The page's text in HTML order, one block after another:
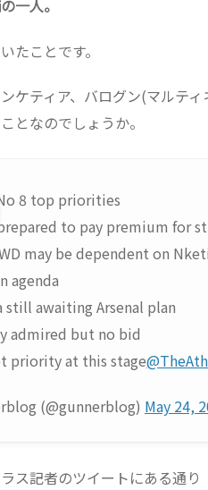
一人。
たことです。
ケティア、バログン(マルテ
となのでしょうか。
8 top priorities
to pay premium for
may be dependent on
agenda
still awaiting Arsenal plan
admired but no bid
priority at this stage
(@gunnerblog) May 24,
ス記者のツイートにある通り